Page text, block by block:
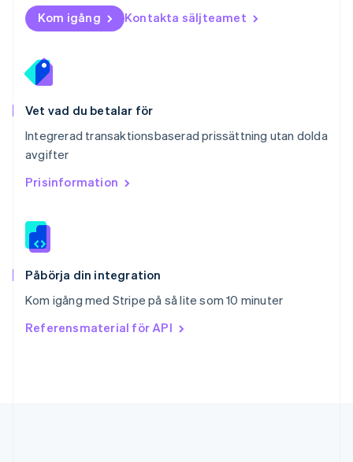
Kom igång Kontakta säljteamet
Vet vad du betalar för
Integrerad transaktionsbaserad prissättning utan dolda
avgifter
Prisinformation
Påbörja din integration
Kom igång med Stripe på så lite som 10 minuter
Referensmaterial för API
Português English
Rumänien
Schweiz
Deutsch
English简体中文
English
Slovenien
English Italiano
Storbritannien
Sverige
SvenskaEnglish
ไทยEnglish
English